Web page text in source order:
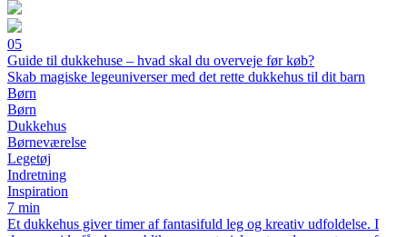
05
Guide til dukkehuse – hvad skal du overveje før køb?
Skab magiske legeuniverser med det rette dukkehus til dit barn
Børn
Børn
Dukkehus
Børneværelse
Legetøj
Indretning
Inspiration
7 min
Et dukkehus giver timer af fantasifuld leg og kreativ udfoldelse. I